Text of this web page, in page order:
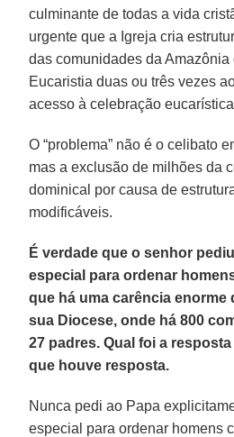
culminante de todas a vida
urgente que a Igreja cria
das comunidades da Amazônia
Eucaristia duas ou três vezes
acesso à celebração
O “problema” não é o celibato
mas a exclusão de milhões da
dominical por causa de
modificáveis.
É verdade que o senhor
especial para ordenar
que há uma carência enorme
sua Diocese, onde há 800
27 padres. Qual foi a
que houve resposta.
Nunca pedi ao Papa
especial para ordenar homens